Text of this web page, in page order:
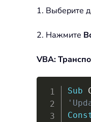
1. Выберите
2. Нажмите
VBA:
Sub